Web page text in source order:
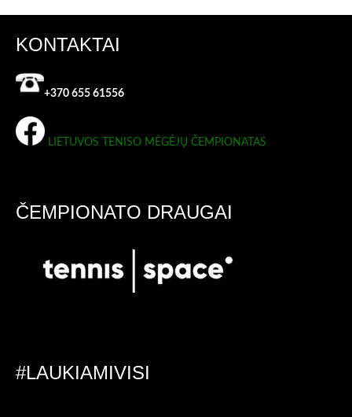
KONTAKTAI
+370 655 61556
LIETUVOS TENISO MĖGĖJŲ ČEMPIONATAS
ČEMPIONATO DRAUGAI
#LAUKIAMIVISI